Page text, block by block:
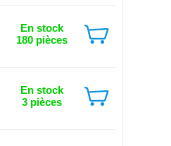
En stock
180 pièces
En stock
3 pièces